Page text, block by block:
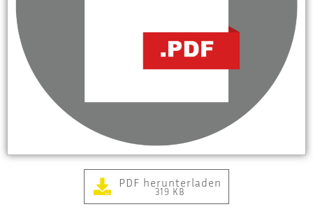
PDF herunterladen
319 KB